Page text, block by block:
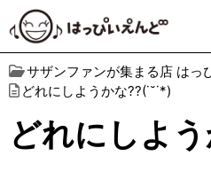
サザンファンが集まる店 はっ
どれにしようかな??(˙˘˙*)
どれにしよう